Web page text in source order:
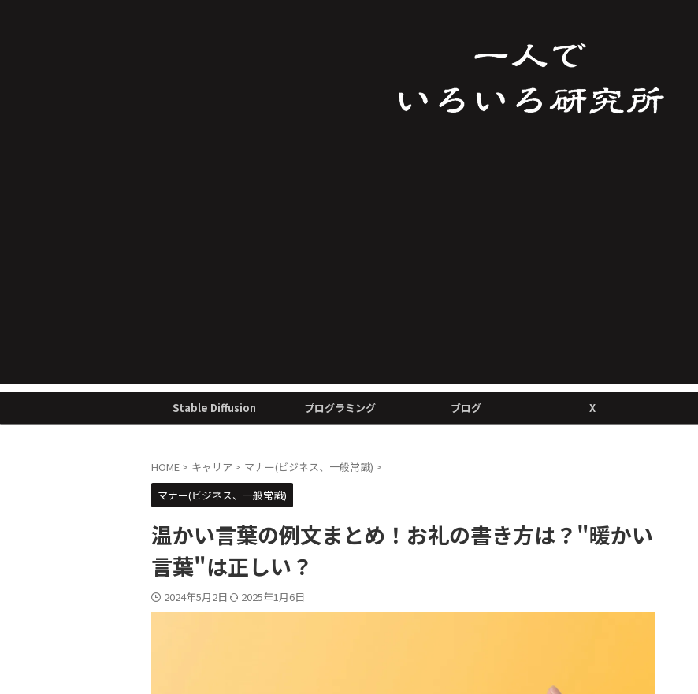
Stable Diffusion プログラミング ブログ X
HOME > キャリア > マナー(ビジネス、一般常識) >
マナー(ビジネス、一般常識)
温かい言葉の例文まとめ！お礼の書き方は？"暖かい
言葉"は正しい？
2024年5月2日 2025年1月6日